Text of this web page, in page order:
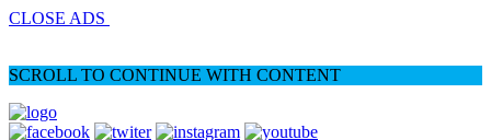
CLOSE ADS
SCROLL TO CONTINUE WITH CONTENT